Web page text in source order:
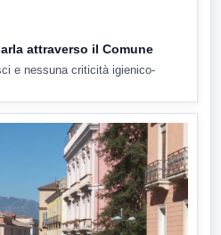
attraverso il Comune
e nessuna criticità igienico-